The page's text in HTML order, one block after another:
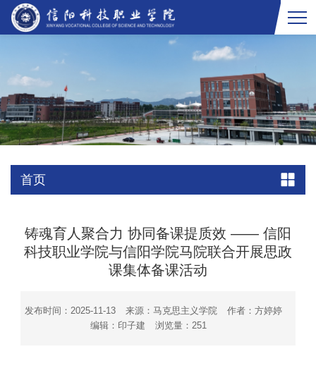
首页
铸魂育人聚合力 协同备课提质效​ —— 信阳
科技职业学院与信阳学院马院联合开展思政
课集体备课活动
发布时间：2025-11-13 来源：马克思主义学院
作者：方婷婷
编辑：印子建
浏览量： 251